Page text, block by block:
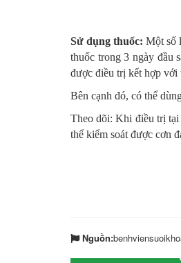
Sử dụng thuốc:Một số
thuốc trong 3 ngày đầu
được điều trị kết hợp với
Bên cạnh đó, có thể
Theo dõi: Khi điều trị tại
thể kiểm soát được cơn
Nguồn: